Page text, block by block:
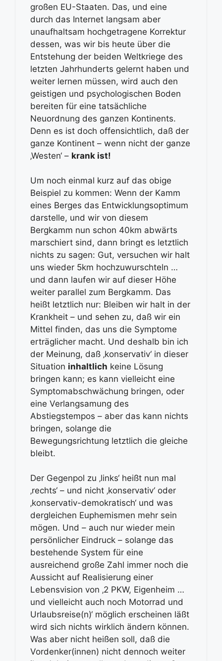
großen EU-Staaten. Das, und eine
durch das Internet langsam aber
unaufhaltsam hochgetragene Korrektur
dessen, was wir bis heute über die
Entstehung der beiden Weltkriege des
letzten Jahrhunderts gelernt haben und
weiter lernen müssen, wird auch den
geistigen und psychologischen Boden
bereiten für eine tatsächliche
Neuordnung des ganzen Kontinents.
Denn es ist doch offensichtlich, daß der
ganze Kontinent – wenn nicht der ganze
‚Westen‘ – krank ist!
Um noch einmal kurz auf das obige
Beispiel zu kommen: Wenn der Kamm
eines Berges das Entwicklungsoptimum
darstelle, und wir von diesem
Bergkamm nun schon 40km abwärts
marschiert sind, dann bringt es letztlich
nichts zu sagen: Gut, versuchen wir halt
uns wieder 5km hochzuwurschteln …
und dann laufen wir auf dieser Höhe
weiter parallel zum Bergkamm. Das
heißt letztlich nur: Bleiben wir halt in der
Krankheit – und sehen zu, daß wir ein
Mittel finden, das uns die Symptome
erträglicher macht. Und deshalb bin ich
der Meinung, daß ‚konservativ‘ in dieser
Situation inhaltlich keine Lösung
bringen kann; es kann vielleicht eine
Symptomabschwächung bringen, oder
eine Verlangsamung des
Abstiegstempos – aber das kann nichts
bringen, solange die
Bewegungsrichtung letztlich die gleiche
bleibt.
Der Gegenpol zu ‚links‘ heißt nun mal
‚rechts‘ – und nicht ‚konservativ‘ oder
‚konservativ-demokratisch‘ und was
dergleichen Euphemismen mehr sein
mögen. Und – auch nur wieder mein
persönlicher Eindruck – solange das
bestehende System für eine
ausreichend große Zahl immer noch die
Aussicht auf Realisierung einer
Lebensvision von ‚2 PKW, Eigenheim …
und vielleicht auch noch Motorrad und
Urlaubsreise(n)‘ möglich erscheinen läßt
wird sich nichts wirklich ändern können.
Was aber nicht heißen soll, daß die
Vordenker(innen) nicht dennoch weiter